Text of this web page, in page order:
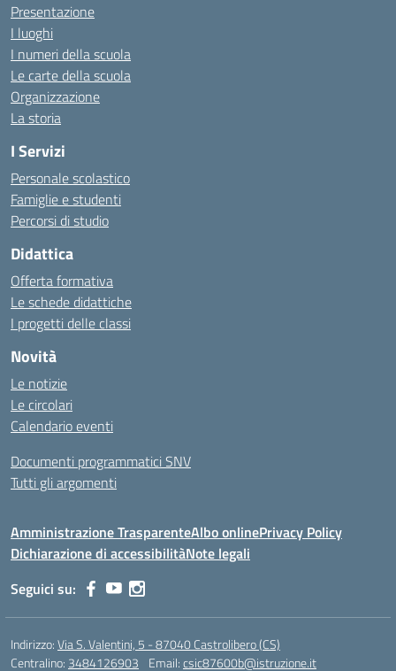
Presentazione
I luoghi
I numeri della scuola
Le carte della scuola
Organizzazione
La storia
I Servizi
Personale scolastico
Famiglie e studenti
Percorsi di studio
Didattica
Offerta formativa
Le schede didattiche
I progetti delle classi
Novità
Le notizie
Le circolari
Calendario eventi
Documenti programmatici SNV
Tutti gli argomenti
Amministrazione TrasparenteAlbo onlinePrivacy Policy
Dichiarazione di accessibilitàNote legali
Seguici su:
Indirizzo:Via S. Valentini, 5 - 87040 Castrolibero (CS)
Centralino: 3484126903 Email:csic87600b@istruzione.it